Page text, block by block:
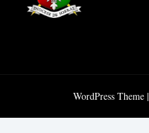
WordPress Theme |